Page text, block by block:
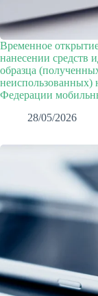
Временное
нанесении средств
образца
неиспользованных)
Федерации
28/05/2026